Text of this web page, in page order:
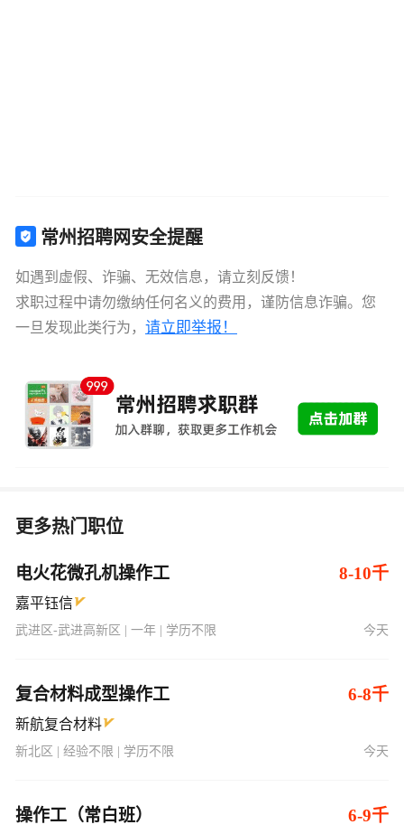
常州招聘网安全提醒
如遇到虚假、诈骗、无效信息，请立刻反馈！
求职过程中请勿缴纳任何名义的费用，谨防信息诈骗。您
一旦发现此类行为， 请立即举报！
更多热门职位
电火花微孔机操作工 8-10千
嘉平钰信
武进区-武进高新区 | 一年 | 学历不限 今天
复合材料成型操作工 6-8千
新航复合材料
新北区 | 经验不限 | 学历不限 今天
操作工（常白班） 6-9千